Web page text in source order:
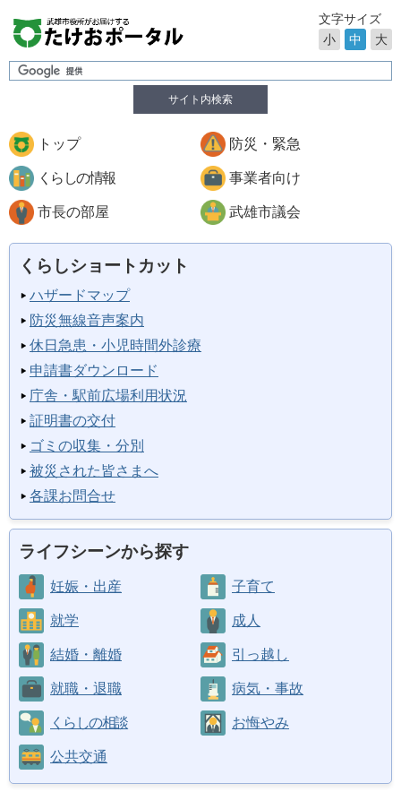
サイト内検索
文字サイズ
小
中 大
トップ 防災・緊急
くらしの情報 事業者向け
市長の部屋 武雄市議会
くらしショートカット
ハザードマップ
防災無線音声案内
休日急患・小児時間外診療
申請書ダウンロード
庁舎・駅前広場利用状況
証明書の交付
ゴミの収集・分別
被災された皆さまへ
各課お問合せ
ライフシーンから探す
妊娠・出産 子育て
就学 成人
結婚・離婚 引っ越し
就職・退職 病気・事故
くらしの相談 お悔やみ
公共交通